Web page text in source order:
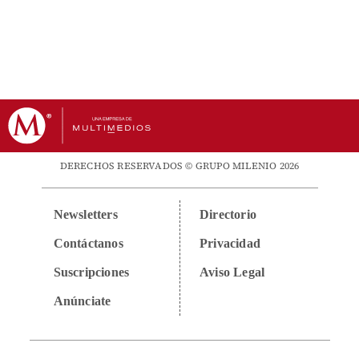
DERECHOS RESERVADOS © GRUPO MILENIO 2026
Newsletters
Contáctanos
Suscripciones
Anúnciate
Directorio
Privacidad
Aviso Legal